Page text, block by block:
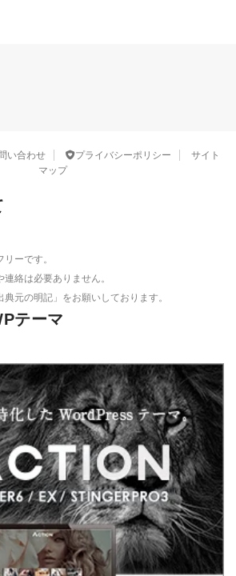
い合わせ プライバシーポリシー
サイト
マップ
ーです。
絡は必要ありません。
元の明記」をお願いしております。
テーマ